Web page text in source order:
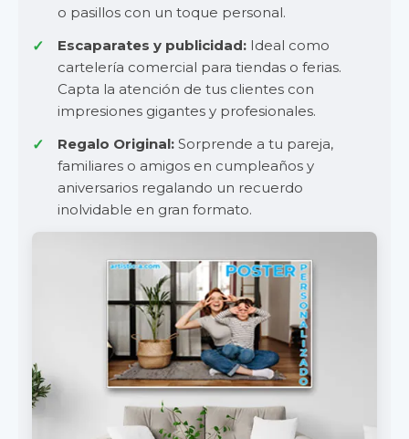
o pasillos con un toque personal.
Escaparates y publicidad: Ideal como
cartelería comercial para tiendas o ferias.
Capta la atención de tus clientes con
impresiones gigantes y profesionales.
Regalo Original: Sorprende a tu pareja,
familiares o amigos en cumpleaños y
aniversarios regalando un recuerdo
inolvidable en gran formato.